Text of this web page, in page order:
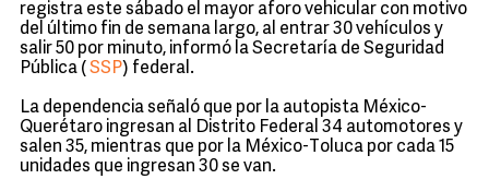
registra este sábado el mayor aforo vehicular con motivo
del último fin de semana largo, al entrar 30 vehículos y
salir 50 por minuto, informó la Secretaría de Seguridad
Pública ( SSP) federal.
La dependencia señaló que por la autopista México-
Querétaro ingresan al Distrito Federal 34 automotores y
salen 35, mientras que por la México-Toluca por cada 15
unidades que ingresan 30 se van.